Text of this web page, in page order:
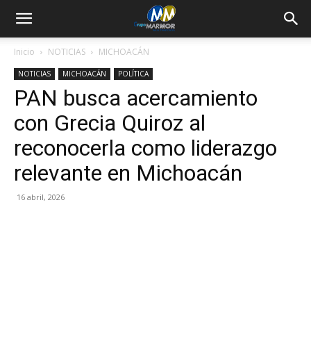
Inicio NOTICIAS MICHOACÁN
NOTICIAS MICHOACÁN POLÍTICA
PAN busca acercamiento
con Grecia Quiroz al
reconocerla como liderazgo
relevante en Michoacán
16 abril, 2026